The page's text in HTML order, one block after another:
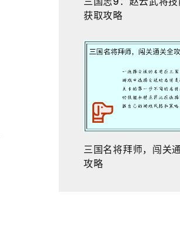
获取攻略
三国名将拜师，闯关
攻略